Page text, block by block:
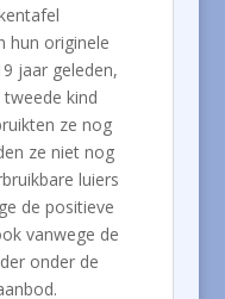
hun originele
jaar geleden,
kind
ze nog
ze niet nog
luiers
de positieve
vanwege de
onder de